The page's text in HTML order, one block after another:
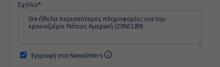
Σχόλια*:
Εγγραφή στα Newsletters